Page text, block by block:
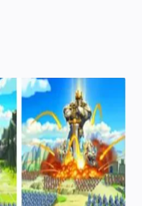
auto img alt Forge of
com img b
3rSQVWawmMtc3
SU
8MHk3bEv763O w640